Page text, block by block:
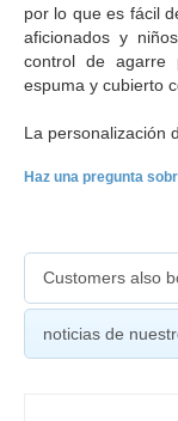
por lo que es fácil
aficionados y
control de agarre
espuma y cubierto
La personalización
Haz una pregunta
Customers also
noticias de